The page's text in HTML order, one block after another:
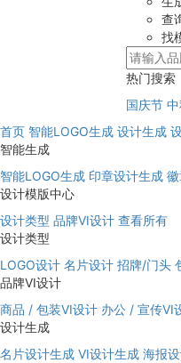
查
找
热门搜索
国庆节
首页 智能LOGO生成 设计生成
智能生成
智能LOGO生成 印章设计生成
设计模版中心
设计类型 品牌VI设计 查看所有
设计类型
LOGO设计 名片设计 招牌/门头
品牌VI设计
商品 / 包装VI设计 办公 / 宣传VI
设计生成
名片设计生成 VI设计生成 海报